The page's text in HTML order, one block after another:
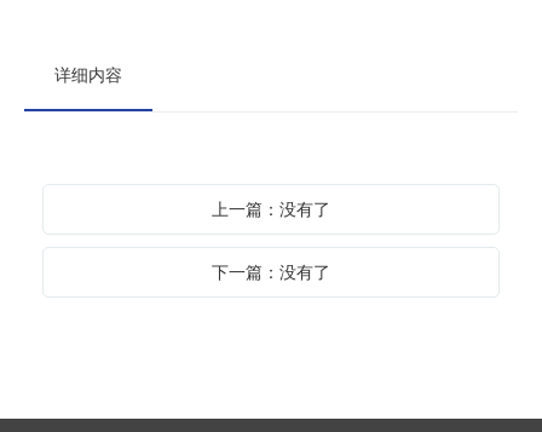
详细内容
上一篇：没有了
下一篇：没有了